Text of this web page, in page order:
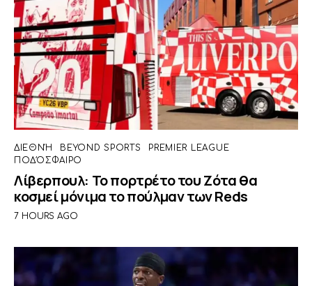
ΔΙΕΘΝΉ BEYOND SPORTS
PREMIER LEAGUE
ΠΟΔΌΣΦΑΙΡΟ
Λίβερπουλ: Το πορτρέτο του Ζότα θα
κοσμεί μόνιμα το πούλμαν των Reds
7 HOURS AGO